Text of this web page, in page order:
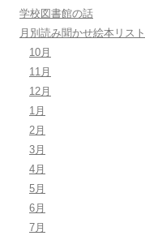
学校図書館の話
月別読み聞かせ絵本リスト
10月
11月
12月
1月
2月
3月
4月
5月
6月
7月